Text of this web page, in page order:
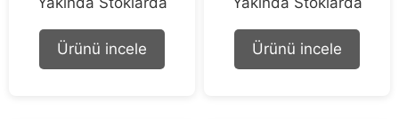
o
t
f
Ürünü incele
o
t
f
Ürünü incele